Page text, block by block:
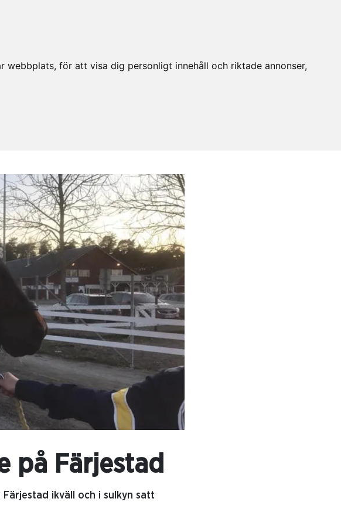
för att visa dig personligt innehåll och riktade annonser,
på Färjestad
ikväll och i sulkyn satt